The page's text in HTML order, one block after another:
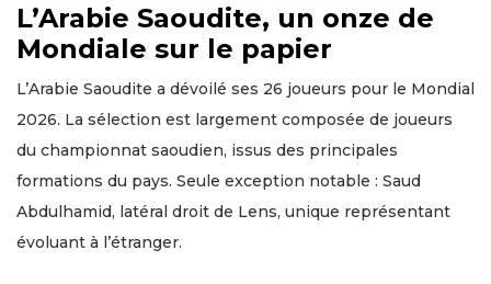
L’Arabie Saoudite, un onze de
Mondiale sur le papier
L’Arabie Saoudite a dévoilé ses 26 joueurs pour le Mondial
2026. La sélection est largement composée de joueurs
du championnat saoudien, issus des principales
formations du pays. Seule exception notable : Saud
Abdulhamid, latéral droit de Lens, unique représentant
évoluant à l’étranger.